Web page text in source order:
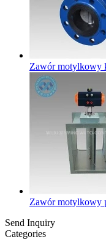
Zawór motylkowy
Zawór motylkowy
Send Inquiry
Categories